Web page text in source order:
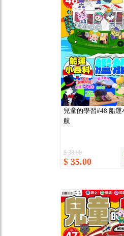
兒童的學習#48 船運
航
$ 38.00
$ 35.00